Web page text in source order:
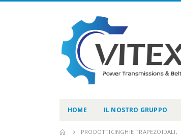
HOME IL NOSTRO GRUPPO
PRODOTTI CINGHIE TRAPEZOIDALI,